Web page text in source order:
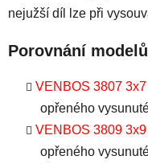
nejužší díl lze při
Porovnání modelů
VENBOS 3807 3x7
opřeného
VENBOS 3809 3x9
opřeného